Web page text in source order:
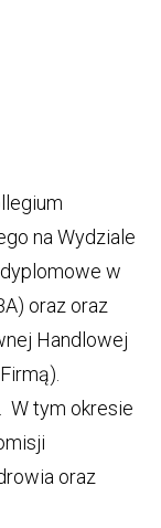
na Wydziale
w
oraz oraz
Handlowej
W tym okresie
oraz